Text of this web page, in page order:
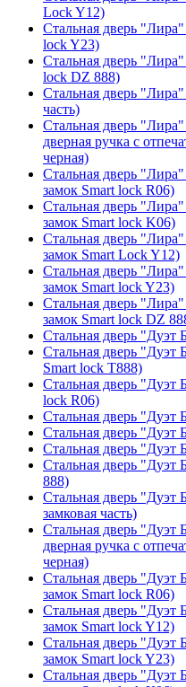
Lock Y12)
Стальная дверь
lock Y23)
Стальная дверь
lock DZ 888)
Стальная дверь "Лира"
часть)
Стальная дверь
дверная ручка с
черная)
Стальная дверь
замок Smart lock R06)
Стальная дверь
замок Smart lock K06)
Стальная дверь
замок Smart Lock Y12)
Стальная дверь
замок Smart lock Y23)
Стальная дверь
замок Smart lock DZ
Стальная дверь "Дуэт
Стальная дверь "Дуэт
Smart lock T888)
Стальная дверь "Дуэт
lock R06)
Стальная дверь "Дуэт
Стальная дверь "Дуэт
Стальная дверь "Дуэт
Стальная дверь "Дуэт
888)
Стальная дверь "Дуэт
замковая часть)
Стальная дверь "Дуэт
дверная ручка с
черная)
Стальная дверь "Дуэт
замок Smart lock R06)
Стальная дверь "Дуэт
замок Smart lock Y12)
Стальная дверь "Дуэт
замок Smart lock Y23)
Стальная дверь "Дуэт